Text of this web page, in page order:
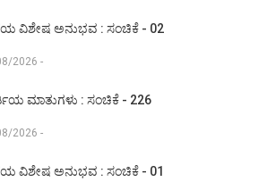
ವಿಶೇಷ ಅನುಭವ : ಸಂಚಿಕೆ - 02
2026 -
ಮಾತುಗಳು : ಸಂಚಿಕೆ - 226
2026 -
ವಿಶೇಷ ಅನುಭವ : ಸಂಚಿಕೆ - 01